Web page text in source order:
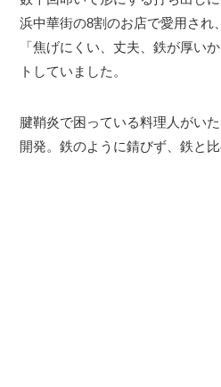
浜中華街の8割のお店で愛用され
「焦げにくい、丈夫、鉄が厚い
トしていました。
腱鞘炎で困っている料理人がい
開発。鉄のように錆びず、鉄と比